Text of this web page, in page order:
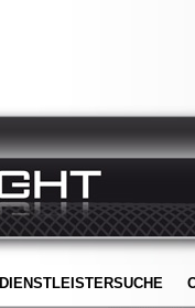
DIENSTLEISTERSUCHE